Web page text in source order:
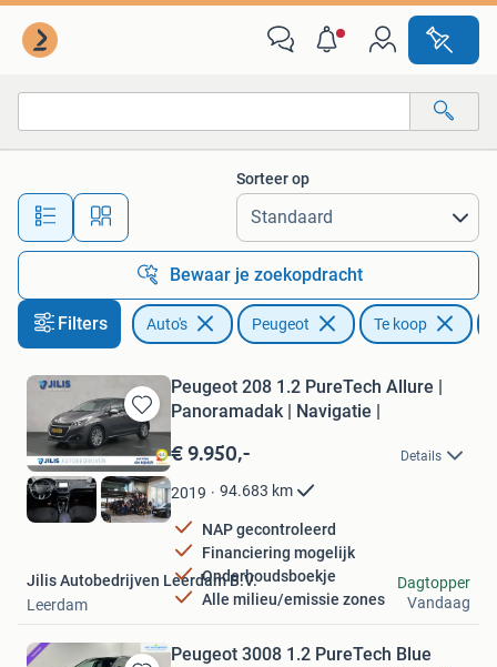
Alle afstanden…
Sorteer op
Bewaar je zoekopdracht
Filters Auto's Peugeot Te koop
Bewaren
in
Mijn
Favorieten
Peugeot 208 1.2 PureTech Allure |
Panoramadak | Navigatie |
€ 9.950,- Details
2019 94.683 km
NAP gecontroleerd
Financiering mogelijk
Onderhoudsboekje
Alle milieu/emissie zones
Jilis Autobedrijven Leerdam B.V.
Leerdam
Dagtopper
Vandaag
Peugeot 3008 1.2 PureTech Blue